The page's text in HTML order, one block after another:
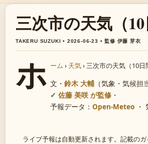
三次市の天気（10
TAKERU SUZUKI • 2026-06-23 • 監修 伊藤 芽衣
ホ ーム › 天気›三次市の天気（10日
文・ 鈴木 大輔 （気象・気候担
佐藤 美咲 が監修 ・
予報データ： Open-Meteo ・
ライブ予報は自動更新されます。記載の